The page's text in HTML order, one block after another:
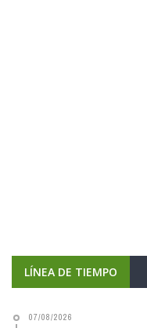
LÍNEA DE TIEMPO
07/08/2026